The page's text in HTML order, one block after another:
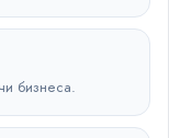
бизнеса.